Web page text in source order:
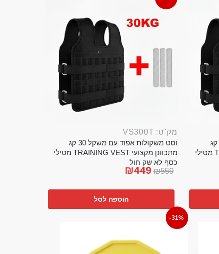
וסט משקולות אפוד עם משקל 20 קג
מתכוונן מקצועי TRAINING VEST מטילי
מק"ט: VS300T
וסט משקולות אפוד עם משקל 30 קג
מתכוונן מקצועי TRAINING VEST מטילי
כסף לא שק חול
₪559
₪449
הוספה לסל
-31%